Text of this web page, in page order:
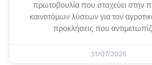
πρωτοβουλία που στοχεύει στην
καινοτόμων λύσεων για τον
προκλήσεις που
31/07/2026